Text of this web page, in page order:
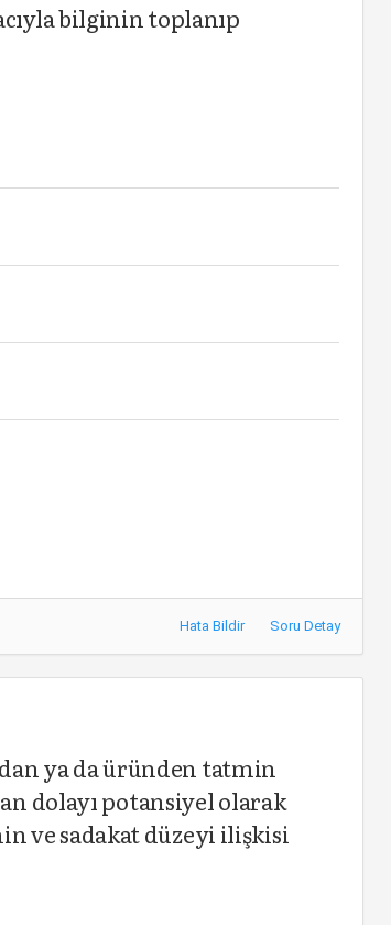
bilginin toplanıp
Hata Bildir Soru Detay
ya da üründen tatmin
dolayı potansiyel olarak
ve sadakat düzeyi ilişkisi